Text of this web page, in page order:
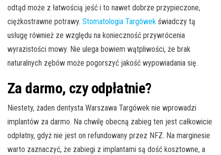
odtąd może z łatwością jeść i to nawet dobrze przypieczone,
ciężkostrawne potrawy. Stomatologia Targówek świadczy tą
usługę również ze względu na konieczność przywrócenia
wyrazistości mowy. Nie ulega bowiem wątpliwości, że brak
naturalnych zębów może pogorszyć jakość wypowiadania się.
Za darmo, czy odpłatnie?
Niestety, żaden dentysta Warszawa Targówek nie wprowadzi
implantów za darmo. Na chwilę obecną zabieg ten jest całkowicie
odpłatny, gdyż nie jest on refundowany przez NFZ. Na marginesie
warto zaznaczyć, że zabiegi z implantami są dość kosztowne, a